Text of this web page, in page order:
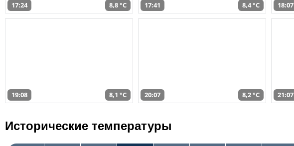
17:24 8,8 °C 17:41 8,4 °C 18:07
19:08 8,1 °C 20:07 8,2 °C 21:07
Исторические температуры